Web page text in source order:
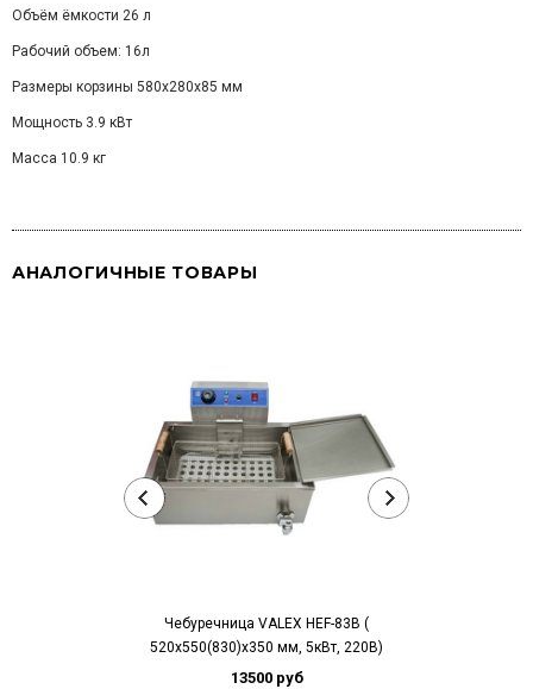
Объём ёмкости 26 л
Рабочий объем: 16л
Размеры корзины 580x280x85 мм
Мощность 3.9 кВт
Масса 10.9 кг
АНАЛОГИЧНЫЕ ТОВАРЫ
Чебуречница VALEX HEF-83В (
520х550(830)х350 мм, 5кВт, 220В)
13500 руб